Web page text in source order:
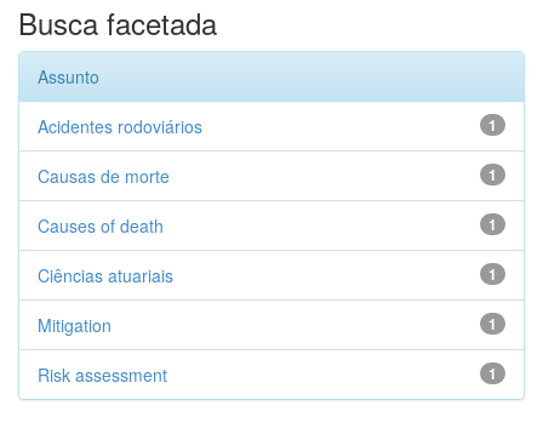
Busca facetada
Assunto
1
Acidentes rodoviários
1
Causas de morte
1
Causes of death
1
Ciências atuariais
1
Mitigation
1
Risk assessment